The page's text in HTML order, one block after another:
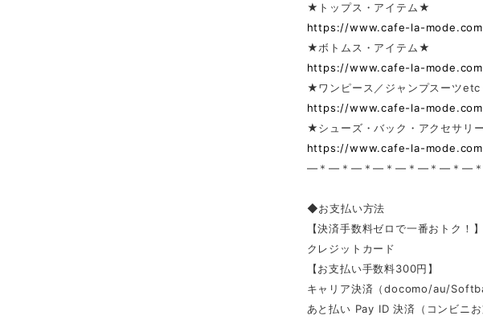
★トップス・アイテム★
https://www.cafe-la-
★ボトムス・アイテム★
https://www.cafe-la-
★ワンピース／ジャンプスーツ
https://www.cafe-la-
★シューズ・バック・アクセサリ
https://www.cafe-la-
—＊—＊—＊—＊—＊—＊—＊—
◆お支払い方法
【決済手数料ゼロで一番おトク！】
クレジットカード
【お支払い手数料300円】
キャリア決済（docomo/au/
あと払い Pay ID 決済（コンビニお